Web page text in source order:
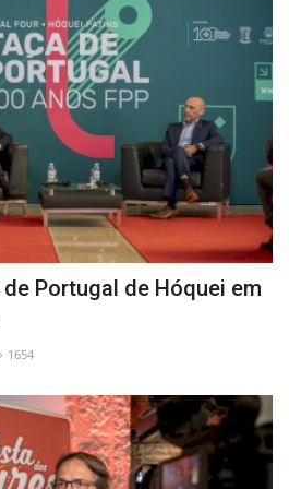
Portugal de Hóquei em
1654